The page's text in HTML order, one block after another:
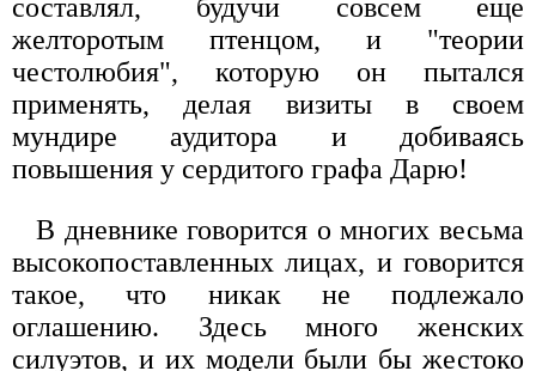
составлял, будучи совсем еще
желторотым птенцом, и "теории
честолюбия", которую он пытался
применять, делая визиты в своем
мундире аудитора и добиваясь
повышения у сердитого графа Дарю!
В дневнике говорится о многих весьма
высокопоставленных лицах, и говорится
такое, что никак не подлежало
оглашению. Здесь много женских
силуэтов, и их модели были бы жестоко